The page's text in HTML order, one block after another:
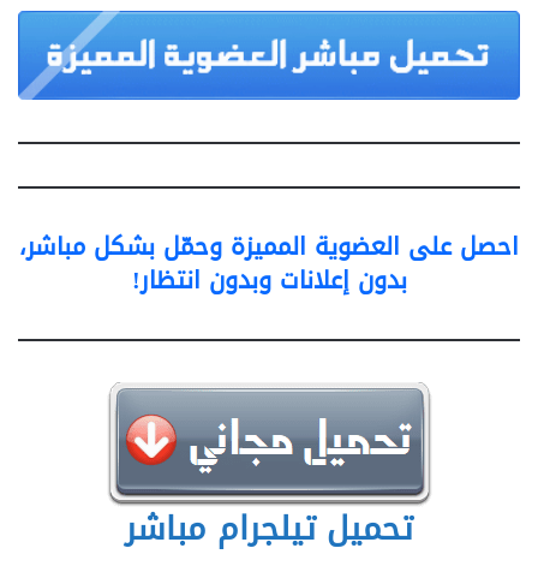
احصل على العضوية المميزة وحمّل بشكل مباشر،
بدون إعلانات وبدون انتظار!
تحميل تيلجرام مباشر